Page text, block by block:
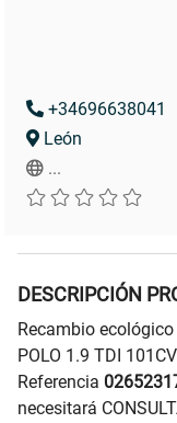
+34696638041
León
...
DESCRIPCIÓN
Recambio ecológico
POLO 1.9 TDI
Referencia
necesitará